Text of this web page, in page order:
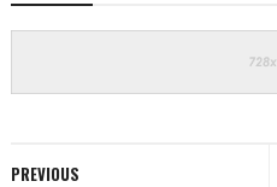
PREVIOUS